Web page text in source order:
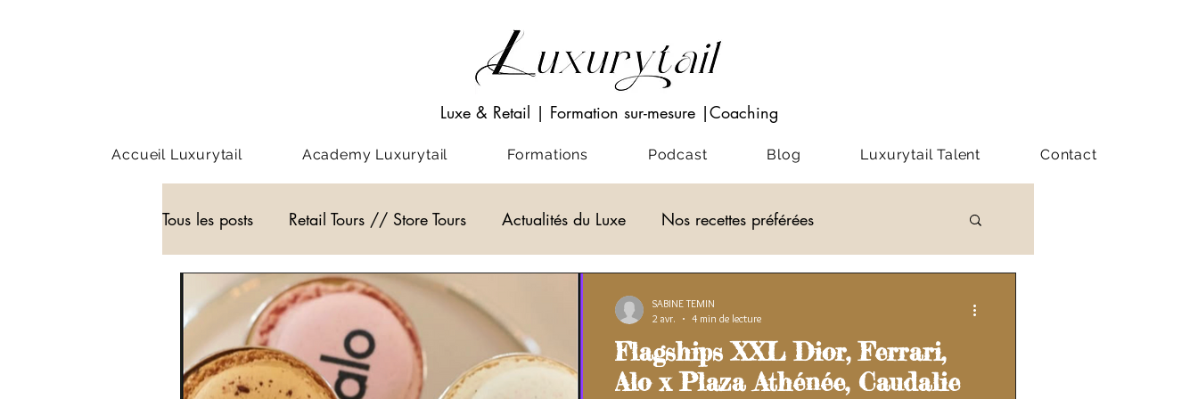
Luxe & Retail | Formation sur-mesure |Coaching
Accueil Luxurytail Academy Luxurytail Formations Podcast Blog Luxurytail Talent Contact
Tous les posts Retail Tours // Store Tours Actualités du Luxe Nos recettes préférées
Webinar - classe virtuelle Visio-conférences Musées - Expositions
WEB3 Podcast Actualités du Luxe actualité du luxeFlagships XXL Dior, Ferrari,
Alo x Plaza Athénée, Caudalie
SABINE TEMIN
2 avr.
4 min de lecture